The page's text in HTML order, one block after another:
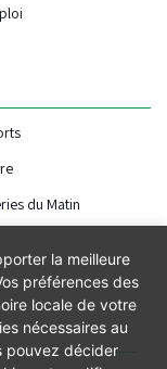
du Matin
la meilleure
préférences des
locale de votre
nécessaires au
pouvez décider